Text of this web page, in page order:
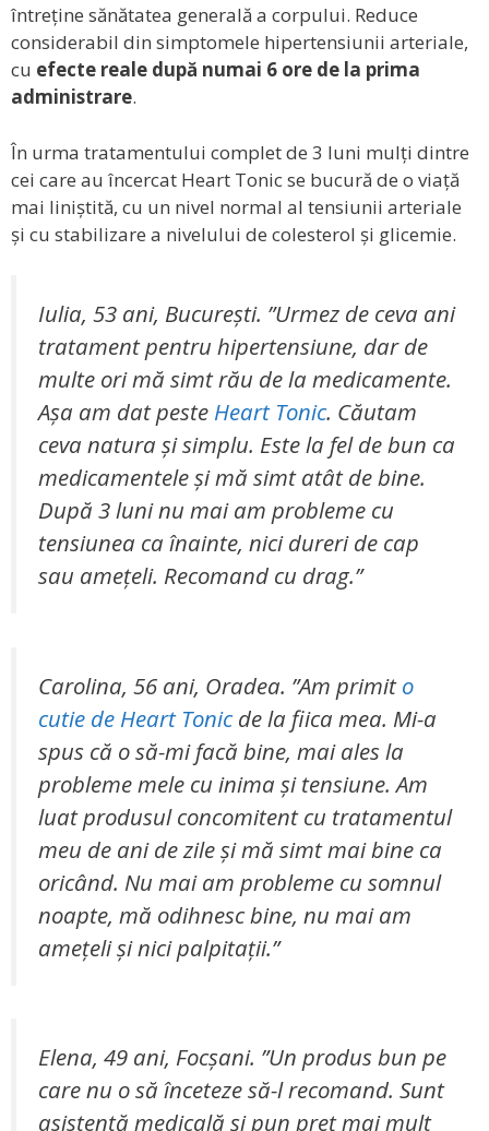
întreține sănătatea generală a corpului. Reduce
considerabil din simptomele hipertensiunii arteriale,
cu efecte reale după numai 6 ore de la prima
administrare.
În urma tratamentului complet de 3 luni mulți dintre
cei care au încercat Heart Tonic se bucură de o viață
mai liniștită, cu un nivel normal al tensiunii arteriale
și cu stabilizare a nivelului de colesterol și glicemie.
Iulia, 53 ani, București. ”Urmez de ceva ani
tratament pentru hipertensiune, dar de
multe ori mă simt rău de la medicamente.
Așa am dat peste Heart Tonic. Căutam
ceva natura și simplu. Este la fel de bun ca
medicamentele și mă simt atât de bine.
După 3 luni nu mai am probleme cu
tensiunea ca înainte, nici dureri de cap
sau amețeli. Recomand cu drag.”
Carolina, 56 ani, Oradea. ”Am primito
cutie de Heart Tonicde la fiica mea. Mi-a
spus că o să-mi facă bine, mai ales la
probleme mele cu inima și tensiune. Am
luat produsul concomitent cu tratamentul
meu de ani de zile și mă simt mai bine ca
oricând. Nu mai am probleme cu somnul
noapte, mă odihnesc bine, nu mai am
amețeli și nici palpitații.”
Elena, 49 ani, Focșani. ”Un produs bun pe
care nu o să înceteze să-l recomand. Sunt
asistentă medicală și pun preț mai mult